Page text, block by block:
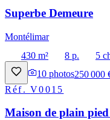
Superbe Demeure
Montélimar
430 m²
8 p. 5
10 photos250 000
Réf.V0015
Maison de plain